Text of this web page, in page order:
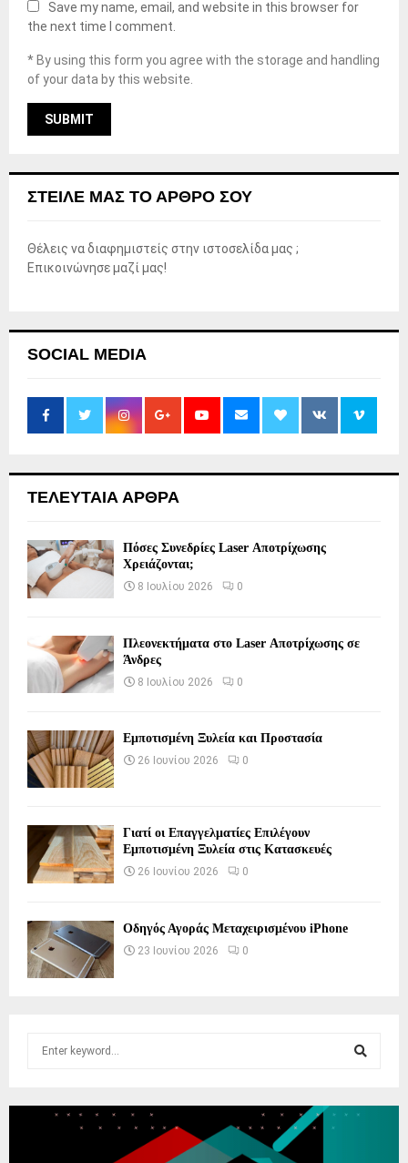
Save my name, email, and website in this browser for
the next time I comment.
* By using this form you agree with the storage and handling
of your data by this website.
ΣΤΕΊΛΕ ΜΑΣ ΤΟ ΆΡΘΡΟ ΣΟΥ
Θέλεις να διαφημιστείς στην ιστοσελίδα μας ;
Επικοινώνησε μαζί μας!
SOCIAL MEDIA
ΤΕΛΕΥΤΑΙΑ ΑΡΘΡΑ
Πόσες Συνεδρίες Laser Αποτρίχωσης
Χρειάζονται;
8 Ιουλίου 2026 0
Πλεονεκτήματα στο Laser Αποτρίχωσης σε
Άνδρες
8 Ιουλίου 2026 0
Εμποτισμένη Ξυλεία και Προστασία
26 Ιουνίου 2026 0
Γιατί οι Επαγγελματίες Επιλέγουν
Εμποτισμένη Ξυλεία στις Κατασκευές
26 Ιουνίου 2026 0
Οδηγός Αγοράς Μεταχειρισμένου iPhone
23 Ιουνίου 2026 0